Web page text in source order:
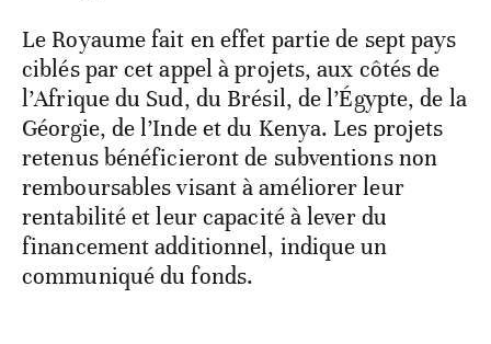
Le Royaume fait en effet partie de sept pays
ciblés par cet appel à projets, aux côtés de
l’Afrique du Sud, du Brésil, de l’Égypte, de la
Géorgie, de l’Inde et du Kenya. Les projets
retenus bénéficieront de subventions non
remboursables visant à améliorer leur
rentabilité et leur capacité à lever du
financement additionnel, indique un
communiqué du fonds.